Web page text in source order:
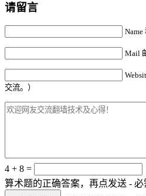
请留言
Name
Mail
交流。）
4 + 8 =
算术题的正确答案，再点发送 - 必